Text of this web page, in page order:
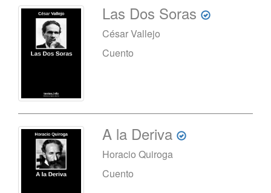
Las Dos Soras
César Vallejo
Cuento
A la Deriva
Horacio Quiroga
Cuento